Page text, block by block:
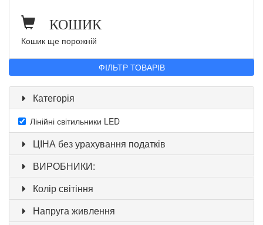
КОШИК
Кошик ще порожній
ФІЛЬТР ТОВАРІВ
Категорія
Лінійні світильники LED
ЦІНА без урахування податків
ВИРОБНИКИ:
Колір світіння
Напруга живлення